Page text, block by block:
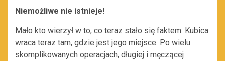
Niemożliwe nie istnieje!
Mało kto wierzył w to, co teraz stało się faktem. Kubica
wraca teraz tam, gdzie jest jego miejsce. Po wielu
skomplikowanych operacjach, długiej i męczącej